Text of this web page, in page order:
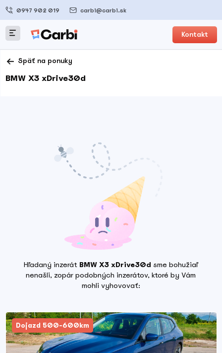
0947 902 019 carbi@carbi.sk
Kontakt
Späť na ponuky
BMW X3 xDrive30d
Hľadaný inzerát BMW X3 xDrive30d sme bohužiaľ
nenašli, zopár podobných inzerátov, ktoré by Vám
mohli vyhovovať:
Dojazd 500-600km